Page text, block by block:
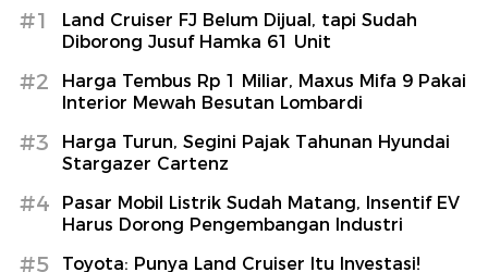
#1
Land Cruiser FJ Belum Dijual, tapi Sudah
Diborong Jusuf Hamka 61 Unit
#2
Harga Tembus Rp 1 Miliar, Maxus Mifa 9 Pakai
Interior Mewah Besutan Lombardi
#3
Harga Turun, Segini Pajak Tahunan Hyundai
Stargazer Cartenz
#4
Pasar Mobil Listrik Sudah Matang, Insentif EV
Harus Dorong Pengembangan Industri
#5 Toyota: Punya Land Cruiser Itu Investasi!